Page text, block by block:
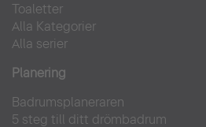
Toaletter
Alla Kategorier
Alla serier
Planering
Badrumsplaneraren
5 steg till ditt drömbadrum